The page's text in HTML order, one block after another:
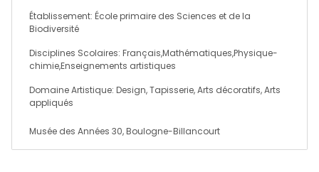
Établissement: École primaire des Sciences et de la
Biodiversité
Disciplines Scolaires: Français,Mathématiques,Physique-
chimie,Enseignements artistiques
Domaine Artistique: Design, Tapisserie, Arts décoratifs, Arts
appliqués
Musée des Années 30, Boulogne-Billancourt